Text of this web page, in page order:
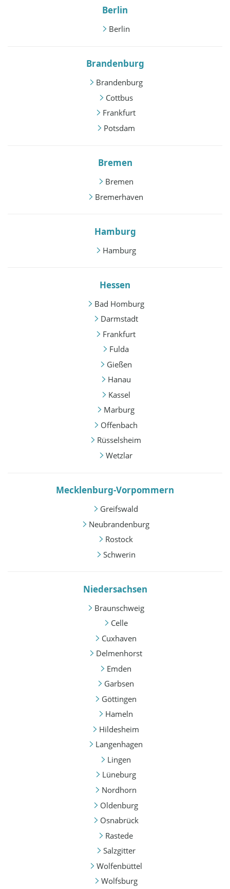
Berlin
Berlin
Brandenburg
Brandenburg
Cottbus
Frankfurt
Potsdam
Bremen
Bremen
Bremerhaven
Hamburg
Hamburg
Hessen
Bad Homburg
Darmstadt
Frankfurt
Fulda
Gießen
Hanau
Kassel
Marburg
Offenbach
Rüsselsheim
Wetzlar
Mecklenburg-Vorpommern
Greifswald
Neubrandenburg
Rostock
Schwerin
Niedersachsen
Braunschweig
Celle
Cuxhaven
Delmenhorst
Emden
Garbsen
Göttingen
Hameln
Hildesheim
Langenhagen
Lingen
Lüneburg
Nordhorn
Oldenburg
Osnabrück
Rastede
Salzgitter
Wolfenbüttel
Wolfsburg